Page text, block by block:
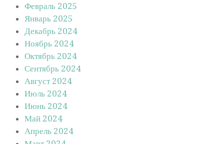
Февраль 2025
Январь 2025
Декабрь 2024
Ноябрь 2024
Октябрь 2024
Сентябрь 2024
Август 2024
Июль 2024
Июнь 2024
Май 2024
Апрель 2024